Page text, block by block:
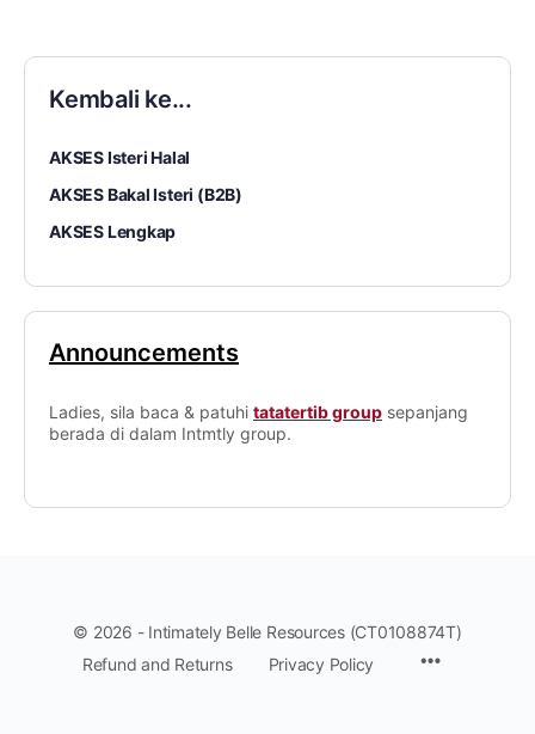
Kembali ke...
AKSES Isteri Halal
AKSES Bakal Isteri (B2B)
AKSES Lengkap
Announcements
Ladies, sila baca & patuhi tatatertib group sepanjang
berada di dalam Intmtly group.
© 2026 - Intimately Belle Resources (CT0108874T)
Refund and Returns
Privacy Policy